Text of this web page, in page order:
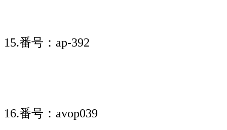
15.番号：ap-392
16.番号：avop039